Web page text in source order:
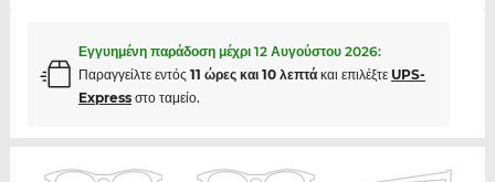
Εγγυημένη παράδοση μέχρι 12 Αυγούστου 2026:
Παραγγείλτε εντός 11 ώρες και 10 λεπτάκαι επιλέξτε UPS-
Expressστο ταμείο.